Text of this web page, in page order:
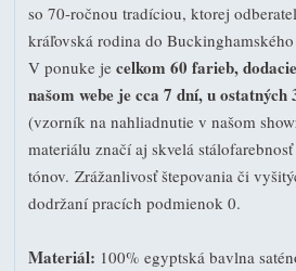
so 70-ročnou tradíciou, ktorej
kráľovská rodina do Buckinghamského
V ponuke je celkom 60 farieb,
našom webe je cca 7 dní, u
(vzorník na nahliadnutie v našom
materiálu značí aj skvelá
tónov. Zrážanlivosť štepovania či
dodržaní pracích podmienok 0.
Materiál: 100% egyptská bavlna